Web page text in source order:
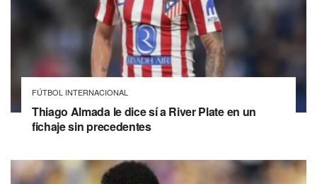
FÚTBOL INTERNACIONAL
Thiago Almada le dice sí a River Plate en un
fichaje sin precedentes